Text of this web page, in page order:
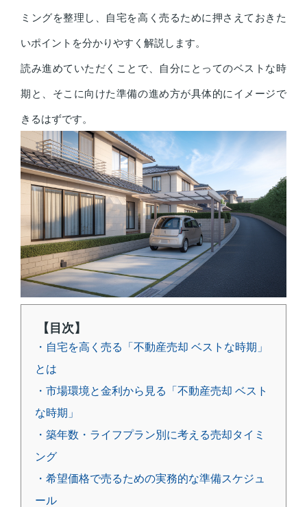
ミングを整理し、自宅を高く売るために押さえておきた
いポイントを分かりやすく解説します。
読み進めていただくことで、自分にとってのベストな時
期と、そこに向けた準備の進め方が具体的にイメージで
きるはずです。
【目次】
・自宅を高く売る「不動産売却 ベストな時期」
とは
・市場環境と金利から見る「不動産売却 ベスト
な時期」
・築年数・ライフプラン別に考える売却タイミ
ング
・希望価格で売るための実務的な準備スケジュ
ール